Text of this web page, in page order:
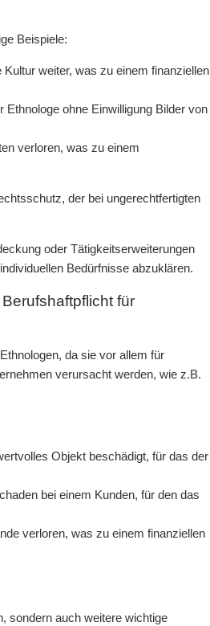
Beispiele:
weiter, was zu einem finanziellen
ohne Einwilligung Bilder von
verloren, was zu einem
der bei ungerechtfertigten
oder Tätigkeitserweiterungen
Bedürfnisse abzuklären.
für
da sie vor allem für
verursacht werden, wie z.B.
Objekt beschädigt, für das der
bei einem Kunden, für den das
verloren, was zu einem finanziellen
sondern auch weitere wichtige